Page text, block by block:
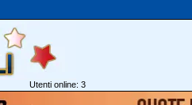
Utenti online: 3